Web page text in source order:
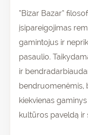
“Bizar Bazar”
įsipareigojimas
gamintojus ir
pasaulio.
ir
bendruomenėmis,
kiekvienas
kultūros paveldą ir